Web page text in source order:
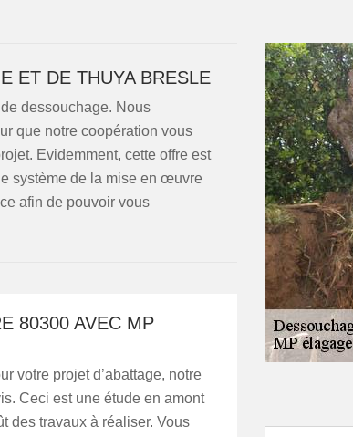
ET DE THUYA BRESLE
dessouchage. Nous
que notre coopération vous
Evidemment, cette offre est
système de la mise en œuvre
afin de pouvoir vous
80300 AVEC MP
votre projet d’abattage, notre
Ceci est une étude en amont
des travaux à réaliser. Vous